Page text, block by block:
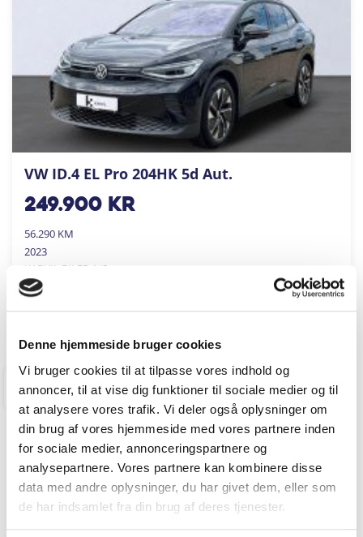
Denne hjemmeside bruger cookies
Vi bruger cookies til at tilpasse vores indhold og
annoncer, til at vise dig funktioner til sociale medier og til
at analysere vores trafik. Vi deler også oplysninger om
din brug af vores hjemmeside med vores partnere inden
for sociale medier, annonceringspartnere og
analysepartnere. Vores partnere kan kombinere disse
data med andre oplysninger, du har givet dem, eller som
de har indsamlet fra din brug af deres tjenester.
VW ID.4 EL Pro 204HK 5d Aut.
249.900kr
56.290 KM
2023
KARVIL BILER A/S
RINGKØBING